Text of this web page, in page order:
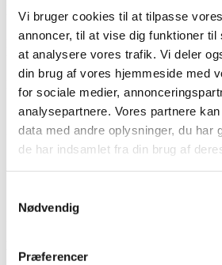
Vi bruger cookies til at tilpasse
annoncer, til at vise dig funktioner til
at analysere vores trafik. Vi deler
din brug af vores hjemmeside med
for sociale medier,
analysepartnere. Vores partnere
data med andre oplysninger, du har
de har indsamlet fra din brug af
Nødvendig
Præferencer
udgangspunkt i, hvis du har lyst
Har du yderligere spørgsmål til mig, så er
til at kontakte mig.
På bestyrelsens vegne
Linda Dam Havmøller
Spørgsmål og svar